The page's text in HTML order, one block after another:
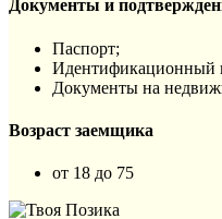
Документы и
Паспорт;
Идентификационный
Документы на
Возраст заемщика
от 18 до 75